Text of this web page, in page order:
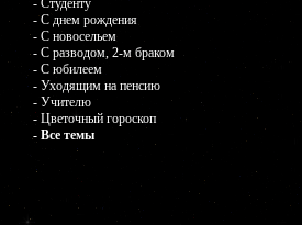
- Студенту
- С днем рождения
- С новосельем
- С разводом, 2-м браком
- С юбилеем
- Уходящим на пенсию
- Учителю
- Цветочный гороскоп
- Все темы